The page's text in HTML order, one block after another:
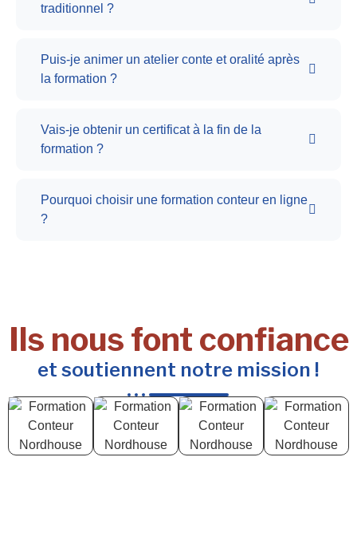
traditionnel ?
Puis-je animer un atelier conte et oralité après
la formation ?
Vais-je obtenir un certificat à la fin de la
formation ?
Pourquoi choisir une formation conteur en ligne
?
Ils nous font confiance
et soutiennent notre mission !